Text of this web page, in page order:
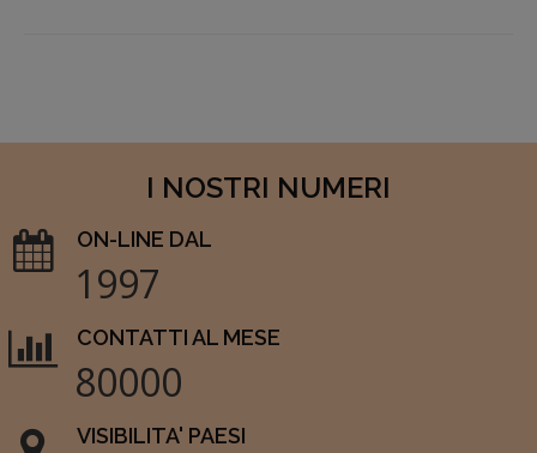
I NOSTRI NUMERI
ON-LINE DAL
1997
CONTATTI AL MESE
80000
VISIBILITA' PAESI